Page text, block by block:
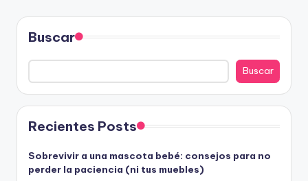
de
entradas
Buscar
Buscar
Recientes Posts
Sobrevivir a una mascota bebé: consejos para no
perder la paciencia (ni tus muebles)